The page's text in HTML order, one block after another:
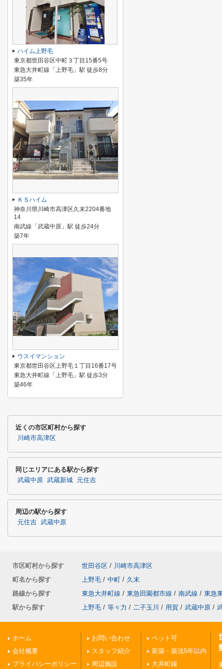
ハイム上野毛
東京都世田谷区中町３丁目15番5号
東急大井町線「上野毛」駅 徒歩8分
築35年
ＫＳハイム
神奈川県川崎市高津区久末2204番地
14
南武線「武蔵中原」駅 徒歩24分
築7年
ウスイマンション
東京都世田谷区上野毛１丁目16番17号
東急大井町線「上野毛」駅 徒歩3分
築46年
近くの市区町村から探す
川崎市高津区
同じエリアにある駅から探す
武蔵中原 武蔵新城 元住吉
周辺の駅から探す
元住吉 武蔵中原
市区町村から探す 世田谷区 / 川崎市高津区
町名から探す
上野毛 / 中町 / 久末
路線から探す
東急大井町線 / 東急田園都市線 / 南武線 / 東急
駅から探す
上野毛 / 等々力 / 二子玉川 / 用賀 / 武蔵中原 /
ホーム
会社概要
プライバシーポリシー
お問い合わせ
スタッフ紹介
周辺施設
ペット可
新築・築浅5年以内
大井町線